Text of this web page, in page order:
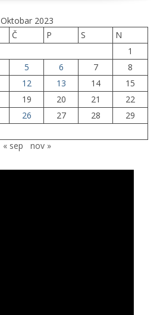
Oktobar 2023
Č P S
N
1
5 6 7
8
12 13 14
15
19 20 21
22
26 27 28
29
« sep
nov »